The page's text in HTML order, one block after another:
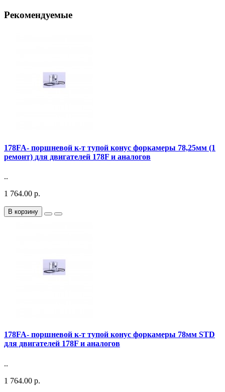
Рекомендуемые
178FA- поршневой к-т тупой конус форкамеры 78,25мм (1
ремонт) для двигателей 178F и аналогов
..
1 764.00 р.
В корзину
178FA- поршневой к-т тупой конус форкамеры 78мм STD
для двигателей 178F и аналогов
..
1 764.00 р.